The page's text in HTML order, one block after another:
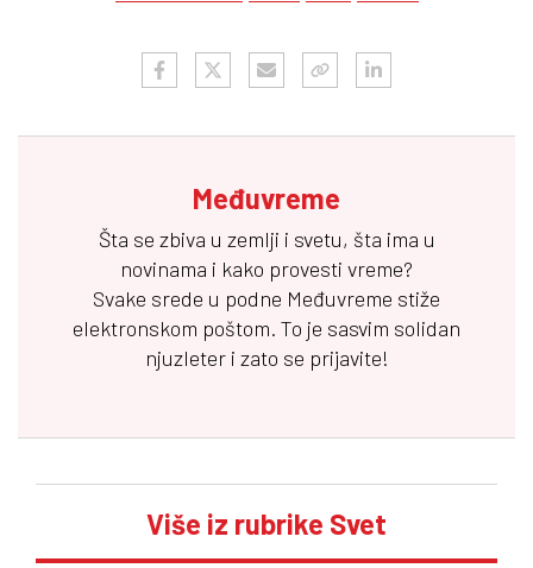
Međuvreme
Šta se zbiva u zemlji i svetu, šta ima u
novinama i kako provesti vreme?
Svake srede u podne Međuvreme stiže
elektronskom poštom. To je sasvim solidan
njuzleter i zato se prijavite!
Više iz rubrike Svet